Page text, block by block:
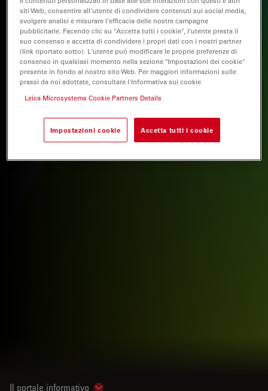
Il portale informativo
siti Web, consentire all'utente di condividere contenuti sui social media,
svolgere analisi e misurare l'efficacia delle nostre campagne
pubblicitarie. Facendo clic su "Accetta tutti i cookie", l'utente presta il
suo consenso e accetta di condividere i propri dati con i nostri partner
(link riportato sotto). L'utente può modificare le proprie preferenze di
consenso in qualsiasi momento nella sezione "Impostazioni dei cookie"
presente in fondo al nostro sito Web. Per maggiori informazioni sulle
prassi da noi adottate, consultare l'Informativa sui cookie
Leica Microsystems Cookie Partners Details
Impostazioni cookie Accetta tutti i cookie